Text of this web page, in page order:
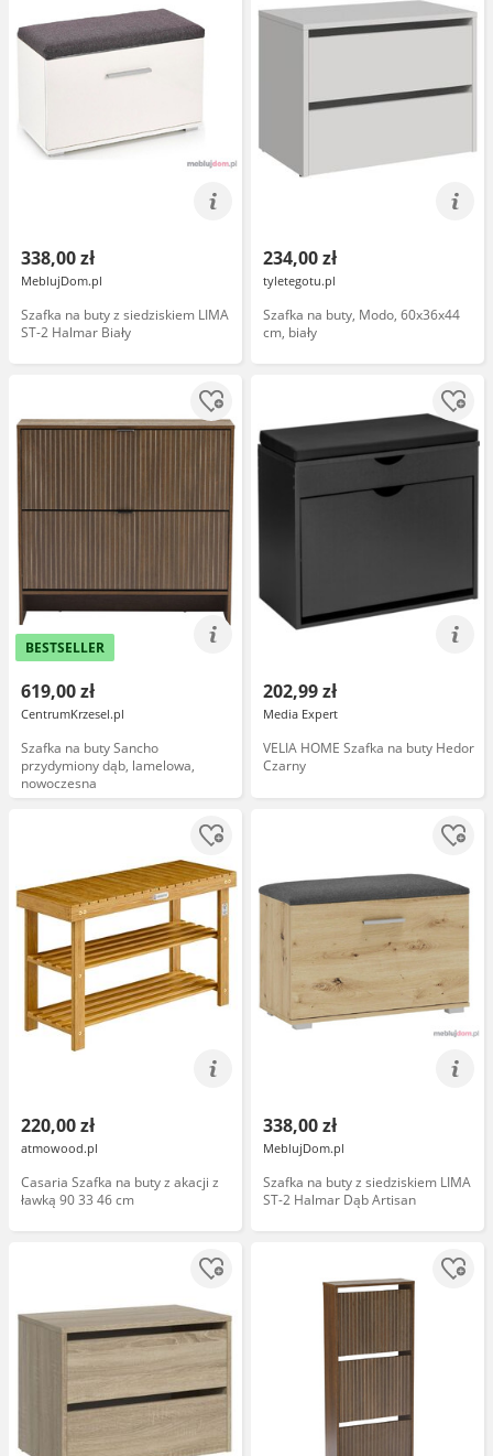
338,00 zł
MeblujDom.pl
Szafka na buty z siedziskiem LIMA
ST-2 Halmar Biały
234,00 zł
tyletegotu.pl
Szafka na buty, Modo, 60x36x44
cm, biały
BESTSELLER
619,00 zł
CentrumKrzesel.pl
Szafka na buty Sancho
przydymiony dąb, lamelowa,
nowoczesna
202,99 zł
Media Expert
VELIA HOME Szafka na buty Hedor
Czarny
220,00 zł
atmowood.pl
Casaria Szafka na buty z akacji z
ławką 90 33 46 cm
338,00 zł
MeblujDom.pl
Szafka na buty z siedziskiem LIMA
ST-2 Halmar Dąb Artisan